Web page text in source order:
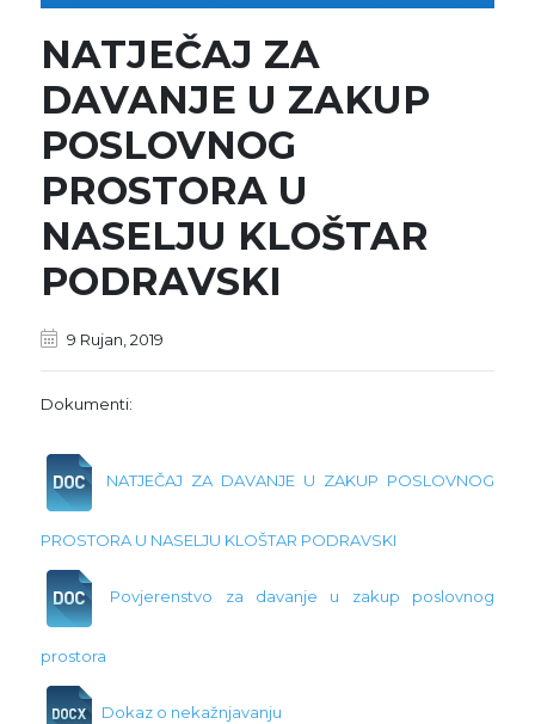
NATJEČAJ ZA
DAVANJE U ZAKUP
POSLOVNOG
PROSTORA U
NASELJU KLOŠTAR
PODRAVSKI
9 Rujan, 2019
Dokumenti:
NATJEČAJ ZA DAVANJE U ZAKUP POSLOVNOG
PROSTORA U NASELJU KLOŠTAR PODRAVSKI
Povjerenstvo za davanje u zakup poslovnog
prostora
Dokaz o nekažnjavanju